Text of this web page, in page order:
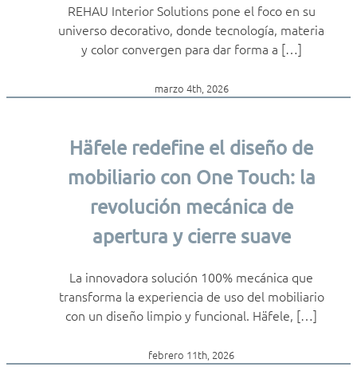
REHAU Interior Solutions pone el foco en su
universo decorativo, donde tecnología, materia
y color convergen para dar forma a […]
marzo 4th, 2026
Häfele redefine el diseño de
mobiliario con One Touch: la
revolución mecánica de
apertura y cierre suave
La innovadora solución 100% mecánica que
transforma la experiencia de uso del mobiliario
con un diseño limpio y funcional. Häfele, […]
febrero 11th, 2026